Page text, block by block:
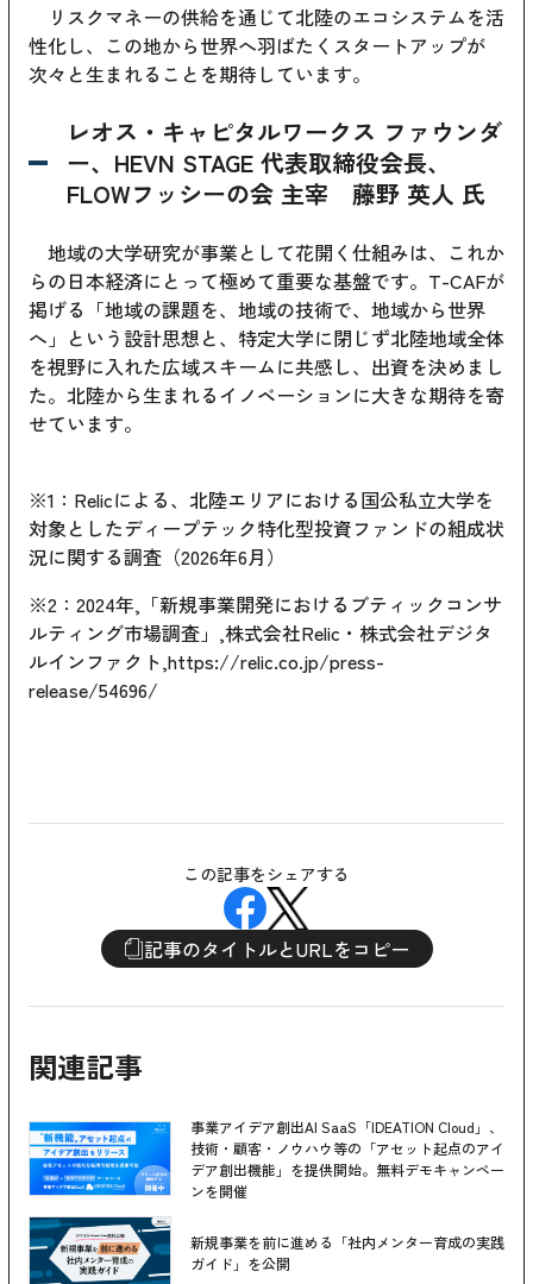
リスクマネーの供給を通じて北陸のエコシステムを活
性化し、この地から世界へ羽ばたくスタートアップが
次々と生まれることを期待しています。
レオス・キャピタルワークス ファウンダ
ー、HEVN STAGE 代表取締役会長、
FLOWフッシーの会 主宰 藤野 英人 氏
地域の大学研究が事業として花開く仕組みは、これか
らの日本経済にとって極めて重要な基盤です。T-CAFが
掲げる「地域の課題を、地域の技術で、地域から世界
へ」という設計思想と、特定大学に閉じず北陸地域全体
を視野に入れた広域スキームに共感し、出資を決めまし
た。北陸から生まれるイノベーションに大きな期待を寄
せています。
※1：Relicによる、北陸エリアにおける国公私立大学を
対象としたディープテック特化型投資ファンドの組成状
況に関する調査（2026年6月）
※2：2024年,「新規事業開発におけるブティックコンサ
ルティング市場調査」,株式会社Relic・株式会社デジタ
ルインファクト,https://relic.co.jp/press-
release/54696/
この記事をシェアする
記事のタイトルとURLをコピー
関連記事
事業アイデア創出AI SaaS「IDEATION Cloud」、
技術・顧客・ノウハウ等の「アセット起点のアイ
デア創出機能」を提供開始。無料デモキャンペー
ンを開催
新規事業を前に進める「社内メンター育成の実践
ガイド」を公開